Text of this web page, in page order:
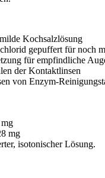
Kochsalzlösung
gepuffert für noch
für empfindliche
der Kontaktlinsen
von Enzym-
mg
isotonischer Lösung.